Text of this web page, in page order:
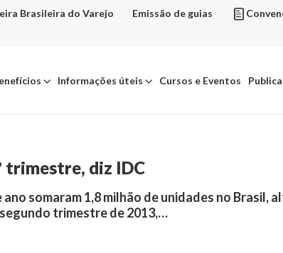
Brasileira do Varejo Emissão de guias
Informações úteis Cursos e Eventos
trimestre, diz IDC
somaram 1,8 milhão de unidades no Brasil,
segundo trimestre de 2013,…